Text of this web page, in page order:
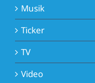
Musik
Ticker
TV
Video